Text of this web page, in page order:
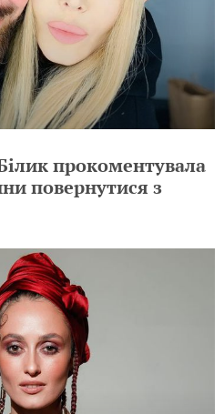
прокоментувала
повернутися з